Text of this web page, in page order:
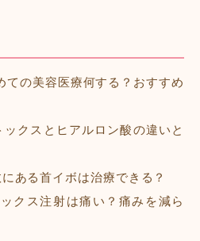
ての美容医療何する？おすすめ
クスとヒアルロン酸の違いと
ある首イボは治療できる？
クス注射は痛い？痛みを減ら